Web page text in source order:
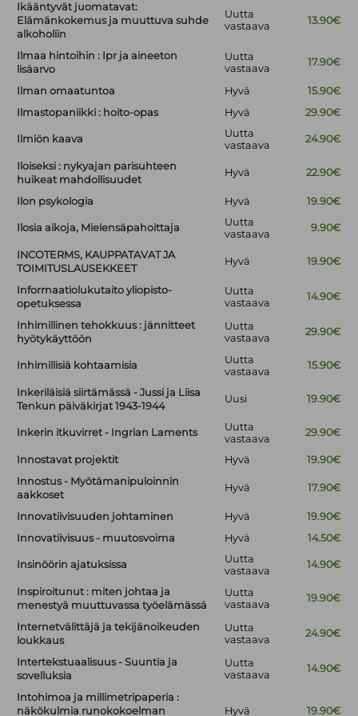
Ikääntyvät juomatavat:
Elämänkokemus ja muuttuva suhde
alkoholiin
Uutta
vastaava
13.90€
Ilmaa hintoihin : Ipr ja aineeton
lisäarvo
Uutta
vastaava
17.90€
Ilman omaatuntoa Hyvä
15.90€
Ilmastopaniikki : hoito-opas
Hyvä 29.90€
Ilmiön kaava
Uutta
vastaava
24.90€
Iloiseksi : nykyajan parisuhteen
huikeat mahdollisuudet
Hyvä 22.90€
Ilon psykologia Hyvä 19.90€
Ilosia aikoja, Mielensäpahoittaja
Uutta
vastaava
9.90€
INCOTERMS, KAUPPATAVAT JA
TOIMITUSLAUSEKKEET
Hyvä 19.90€
Informaatiolukutaito yliopisto-
opetuksessa
Uutta
vastaava
14.90€
Inhimillinen tehokkuus : jännitteet
hyötykäyttöön
Uutta
vastaava
29.90€
Inhimillisiä kohtaamisia
Uutta
vastaava
15.90€
Inkeriläisiä siirtämässä - Jussi ja Liisa
Tenkun päiväkirjat 1943-1944
Uusi 19.90€
Inkerin itkuvirret - Ingrian Laments
Uutta
vastaava
29.90€
Innostavat projektit Hyvä
19.90€
Innostus - Myötämanipuloinnin
aakkoset
Hyvä 17.90€
Innovatiivisuuden johtaminen Hyvä
19.90€
Innovatiivisuus - muutosvoima
Hyvä 14.50€
Insinöörin ajatuksissa
Uutta
vastaava
14.90€
Inspiroitunut : miten johtaa ja
menestyä muuttuvassa työelämässä
Uutta
vastaava
19.90€
Internetvälittäjä ja tekijänoikeuden
loukkaus
Uutta
vastaava
24.90€
Intertekstuaalisuus - Suuntia ja
sovelluksia
Uutta
vastaava
14.90€
Intohimoa ja millimetripaperia :
näkökulmia runokokoelman
Hyvä 19.90€